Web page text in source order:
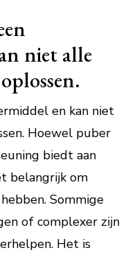
niet alle
en kan niet
Hoewel puber
biedt aan
belangrijk om
Sommige
of complexer zijn
Het is